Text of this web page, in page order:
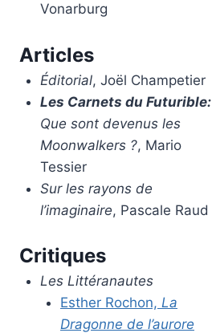
Vonarburg
Articles
Éditorial, Joël Champetier
Les Carnets du Futurible:
Que sont devenus les
Moonwalkers ?, Mario
Tessier
Sur les rayons de
l’imaginaire, Pascale Raud
Critiques
Les Littéranautes
Esther Rochon, La
Dragonne de l’aurore